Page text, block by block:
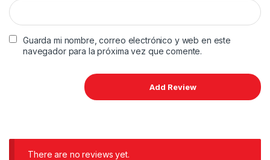
Guarda mi nombre, correo electrónico y web en este
navegador para la próxima vez que comente.
There are no reviews yet.